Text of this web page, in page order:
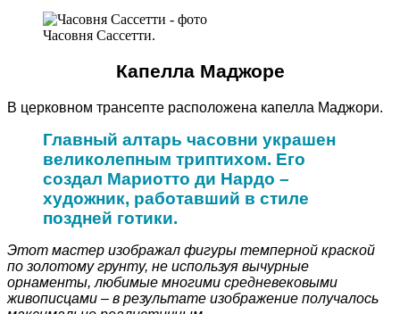
Часовня Сассетти.
Капелла Маджоре
В церковном трансепте расположена капелла Маджори.
Главный алтарь часовни украшен
великолепным триптихом. Его
создал Мариотто ди Нардо –
художник, работавший в стиле
поздней готики.
Этот мастер изображал фигуры темперной краской
по золотому грунту, не используя вычурные
орнаменты, любимые многими средневековыми
живописцами – в результате изображение получалось